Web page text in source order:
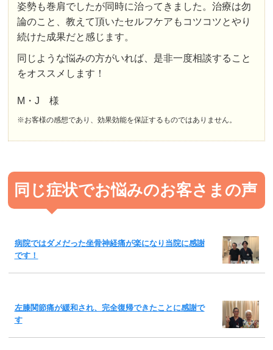
姿勢も巻肩でしたが同時に治ってきました。治療は勿
論のこと、教えて頂いたセルフケアもコツコツとやり
続けた成果だと感じます。
同じような悩みの方がいれば、是非一度相談すること
をオススメします！
M・J 様
※お客様の感想であり、効果効能を保証するものではありません。
同じ症状でお悩みのお客さまの声
病院ではダメだった坐骨神経痛が楽になり当院に感謝
です！
左膝関節痛が緩和され、完全復帰できたことに感謝で
す